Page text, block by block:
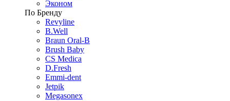
Эконом
По Бренду
Revyline
B.Well
Braun Oral-B
Brush Baby
CS Medica
D.Fresh
Emmi-dent
Jetpik
Megasonex